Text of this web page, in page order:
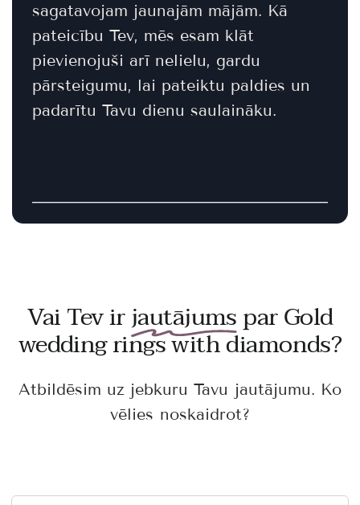
sagatavojam jaunajām mājām. Kā
pateicību Tev, mēs esam klāt
pievienojuši arī nelielu, gardu
pārsteigumu, lai pateiktu paldies un
padarītu Tavu dienu saulaināku.
Vai Tev irjautājumspar Gold
wedding rings with diamonds?
Atbildēsim uz jebkuru Tavu jautājumu. Ko
vēlies noskaidrot?